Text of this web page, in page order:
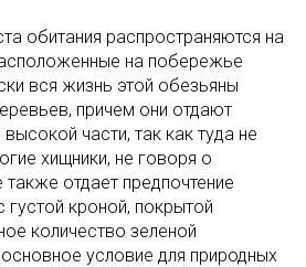
обитания распространяются на
на побережье
вся жизнь этой обезьяны
причем они отдают
части, так как туда не
хищники, не говоря о
отдает предпочтение
кроной, покрытой
количество зеленой
основное условие для природных